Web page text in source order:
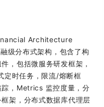
Architecture
级分布式架构，包含了构
，包括微服务研发框架，
定时任务，限流/熔断框
，Metrics 监控度量，分
架，分布式数据库代理层